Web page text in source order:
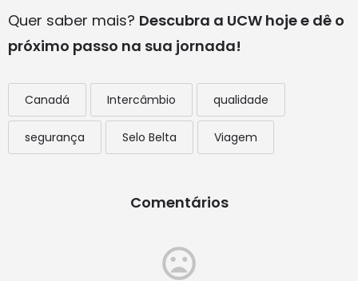
Quer saber mais? Descubra a UCW hoje e dê o
próximo passo na sua jornada!
Canadá Intercâmbio qualidade
segurança Selo Belta Viagem
Comentários